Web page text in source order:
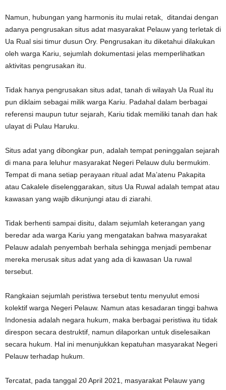
Namun, hubungan yang harmonis itu mulai retak, ditandai dengan
adanya pengrusakan situs adat masyarakat Pelauw yang terletak di
Ua Rual sisi timur dusun Ory. Pengrusakan itu diketahui dilakukan
oleh warga Kariu, sejumlah dokumentasi jelas memperlihatkan
aktivitas pengrusakan itu.
Tidak hanya pengrusakan situs adat, tanah di wilayah Ua Rual itu
pun diklaim sebagai milik warga Kariu. Padahal dalam berbagai
referensi maupun tutur sejarah, Kariu tidak memiliki tanah dan hak
ulayat di Pulau Haruku.
Situs adat yang dibongkar pun, adalah tempat peninggalan sejarah
di mana para leluhur masyarakat Negeri Pelauw dulu bermukim.
Tempat di mana setiap perayaan ritual adat Ma’atenu Pakapita
atau Cakalele diselenggarakan, situs Ua Ruwal adalah tempat atau
kawasan yang wajib dikunjungi atau di ziarahi.
Tidak berhenti sampai disitu, dalam sejumlah keterangan yang
beredar ada warga Kariu yang mengatakan bahwa masyarakat
Pelauw adalah penyembah berhala sehingga menjadi pembenar
mereka merusak situs adat yang ada di kawasan Ua ruwal
tersebut.
Rangkaian sejumlah peristiwa tersebut tentu menyulut emosi
kolektif warga Negeri Pelauw. Namun atas kesadaran tinggi bahwa
Indonesia adalah negara hukum, maka berbagai peristiwa itu tidak
direspon secara destruktif, namun dilaporkan untuk diselesaikan
secara hukum. Hal ini menunjukkan kepatuhan masyarakat Negeri
Pelauw terhadap hukum.
Tercatat, pada tanggal 20 April 2021, masyarakat Pelauw yang